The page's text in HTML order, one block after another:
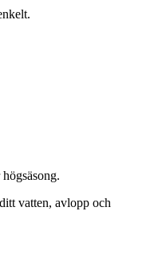
vatten, avlopp och